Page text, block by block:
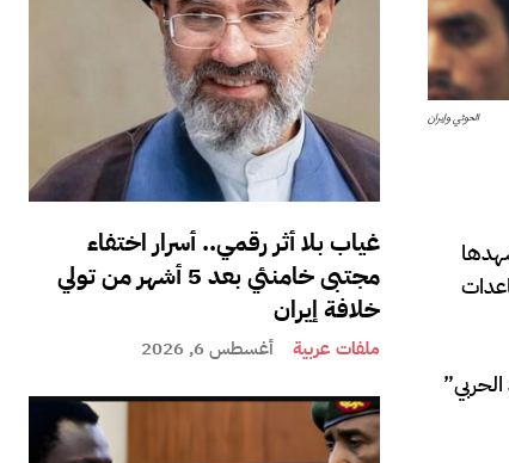
غياب بلا أثر رقمي.. أسرار اختفاء
مجتبى خامنئي بعد 5 أشهر من تولي
خلافة إيران
ملفات عربية أغسطس 6, 2026
الحوثي وإيران